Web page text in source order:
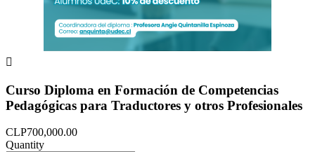

Curso Diploma en Formación de Competencias
Pedagógicas para Traductores y otros Profesionales
CLP700,000.00
Quantity